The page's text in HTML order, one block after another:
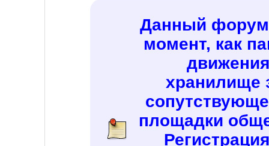
Данный форум
момент, как
хранилище
площадки